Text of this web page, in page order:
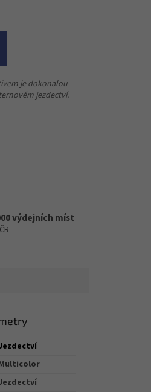
je dokonalou
m jezdectví.
výdejních míst